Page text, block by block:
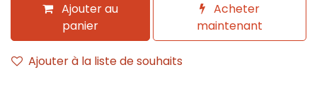
Ajouter au
panier
Acheter
maintenant
Ajouter à la liste de souhaits